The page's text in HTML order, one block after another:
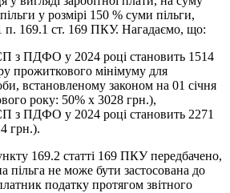
у розмірі 150 % суми пільги,
п. 169.1 ст. 169 ПКУ. Нагадаємо, що:
з ПДФО у 2024 році становить 1514
прожиткового мінімуму для
встановленому законом на 01 січня
року: 50% х 3028 грн.),
з ПДФО у 2024 році становить 2271
грн.).
169.2 статті 169 ПКУ передбачено,
пільга не може бути застосована до
податку протягом звітного